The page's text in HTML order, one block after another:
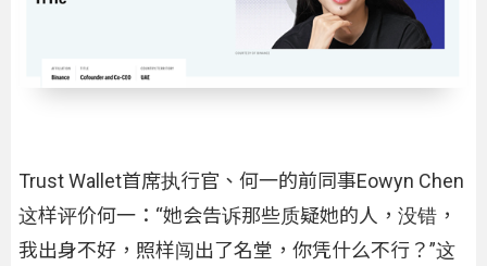
Trust Wallet首席执行官、何一的前同事Eowyn Chen
这样评价何一：“她会告诉那些质疑她的人，没错，
我出身不好，照样闯出了名堂，你凭什么不行？”这